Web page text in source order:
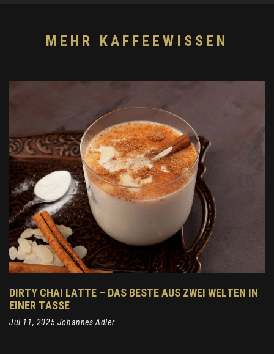
MEHR KAFFEEWISSEN
DIRTY CHAI LATTE – DAS BESTE AUS ZWEI WELTEN IN
EINER TASSE
Jul 11, 2025 Johannes Adler